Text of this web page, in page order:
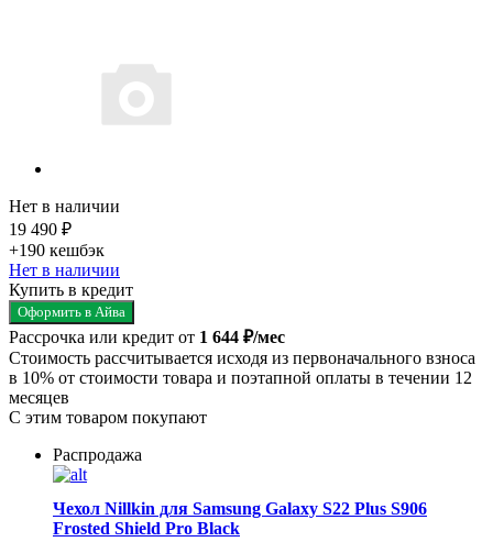
Нет в наличии
19 490 ₽
+190 кешбэк
Нет в наличии
Купить в кредит
Оформить в Айва
Рассрочка или кредит от 1 644 ₽/мес
Стоимость рассчитывается исходя из первоначального взноса
в 10% от стоимости товара и поэтапной оплаты в течении 12
месяцев
С этим товаром покупают
Распродажа
Чехол Nillkin для Samsung Galaxy S22 Plus S906
Frosted Shield Pro Black